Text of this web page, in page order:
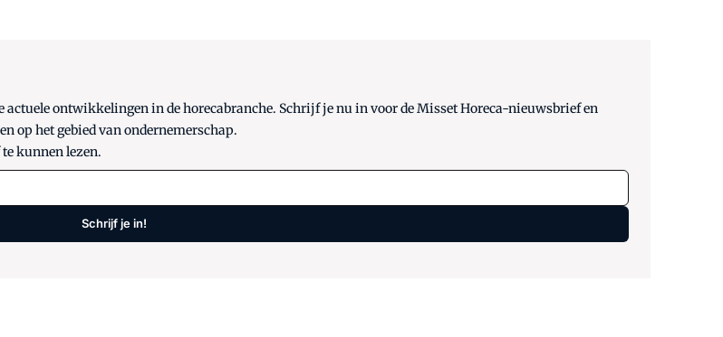
ontwikkelingen in de horecabranche. Schrijf je nu in voor de Misset Horeca-nieuwsbrief en
op het gebied van ondernemerschap.
kunnen lezen.
Schrijf je in!